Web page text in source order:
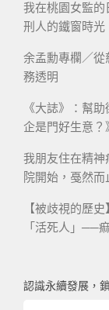
我在桃園女監
刑人的鐵窗時光
余孟勳專欄／
務透明
《大誌》：幫
企是門好生意？
我朋友住在精神
院開始，戞然而
【被歧視的歷
「活死人」──
認識永續發展，